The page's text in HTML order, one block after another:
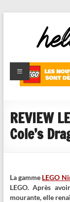
Blog LEGO,
nouveaut�s
reviews
REVIEW
Cole’s
La gamme LEGO
LEGO. Après
mourante, elle